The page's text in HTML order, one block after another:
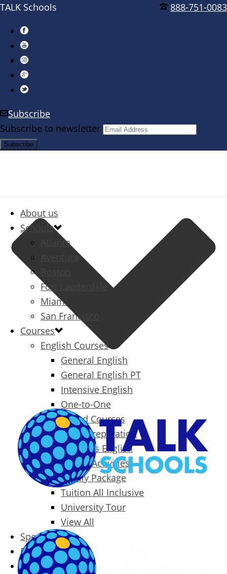
888-751-0083
TALK Schools
Subscribe
Subscribe to newsletter
About us
Schools
Atlanta
Aventura
Fort Lauderdale
Miami
San Francisco
Courses
English Courses
General English
General English PT
Intensive English
One-to-One
Specialized Courses
Exam Preparation
Business English
Packages & Activities
Family Package
Tuition All Inclusive
University Tour
View All
Special Offers
Prices
Blog